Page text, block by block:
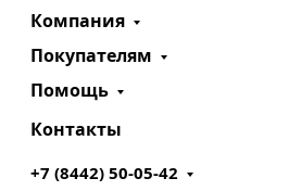
Компания
Покупателям
Помощь
Контакты
+7 (8442) 50-05-42